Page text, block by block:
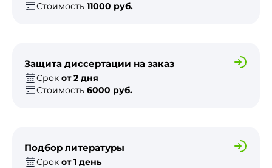
Стоимость 11000 руб.
Защита диссертации на заказ
Срок от 2 дня
Стоимость 6000 руб.
Подбор литературы
Срок от 1 день